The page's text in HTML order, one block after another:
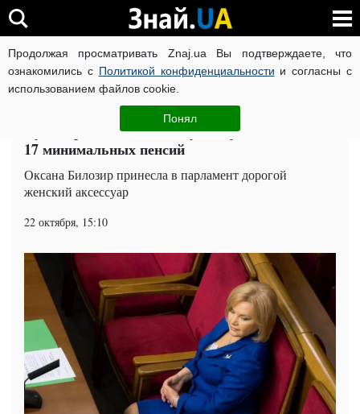
Продолжая просматривать Znaj.ua Вы подтверждаете, что
ознакомились с Политикой конфиденциальности и согласны с
использованием файлов cookie.
Понял
ВОЙНА РОССИИ ПРОТИВ УКРАИНЫ КОРОНАВИРУС В
Политика ЧИТАТИ УКРАЇНСЬКОЮ
Кума Президента носит сумочку стоимостью
17 минимальных пенсий
Оксана Билозир принесла в парламент дорогой
женский аксессуар
22 октября, 15:10